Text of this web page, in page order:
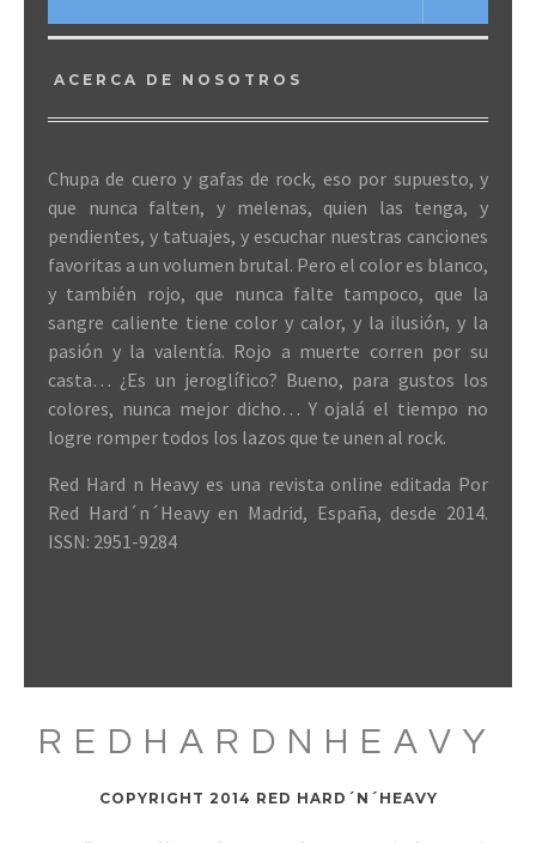
ACERCA DE NOSOTROS
Chupa de cuero y gafas de rock, eso por supuesto, y
que nunca falten, y melenas, quien las tenga, y
pendientes, y tatuajes, y escuchar nuestras canciones
favoritas a un volumen brutal. Pero el color es blanco,
y también rojo, que nunca falte tampoco, que la
sangre caliente tiene color y calor, y la ilusión, y la
pasión y la valentía. Rojo a muerte corren por su
casta… ¿Es un jeroglífico? Bueno, para gustos los
colores, nunca mejor dicho… Y ojalá el tiempo no
logre romper todos los lazos que te unen al rock.
Red Hard n Heavy es una revista online editada Por
Red Hard´n´Heavy en Madrid, España, desde 2014.
ISSN: 2951-9284
REDHARDNHEAVY
COPYRIGHT 2014 RED HARD´N´HEAVY